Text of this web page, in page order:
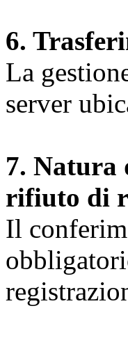
6.
La
server
7. Natura
rifiuto di
Il